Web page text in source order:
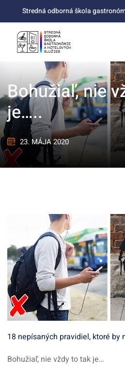
content
Stredná odborná škola
Bohužiaľ, nie
je…..
23. MÁJA 2020
18 nepísaných pravidiel, ktoré by
Bohužiaľ, nie vždy to tak je…